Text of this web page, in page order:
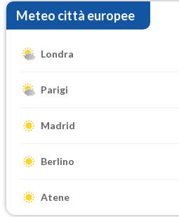
Meteo città europee
Londra
Parigi
Madrid
Berlino
Atene